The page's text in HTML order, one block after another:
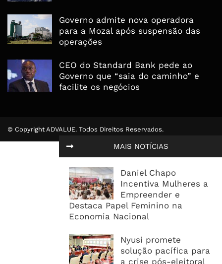
MAIS NOTÍCIAS
Daniel Chapo
Incentiva Mulheres a
Empreender e
Destaca Papel Feminino na
Economia Nacional
Nyusi promete
solução pacífica para
a crise pós-eleitoral
Governo admite nova operadora
para a Mozal após suspensão das
operações
CEO do Standard Bank pede ao
Governo que “saia do caminho” e
facilite os negócios
© Copyright ADVALUE. Todos Direitos Reservados.